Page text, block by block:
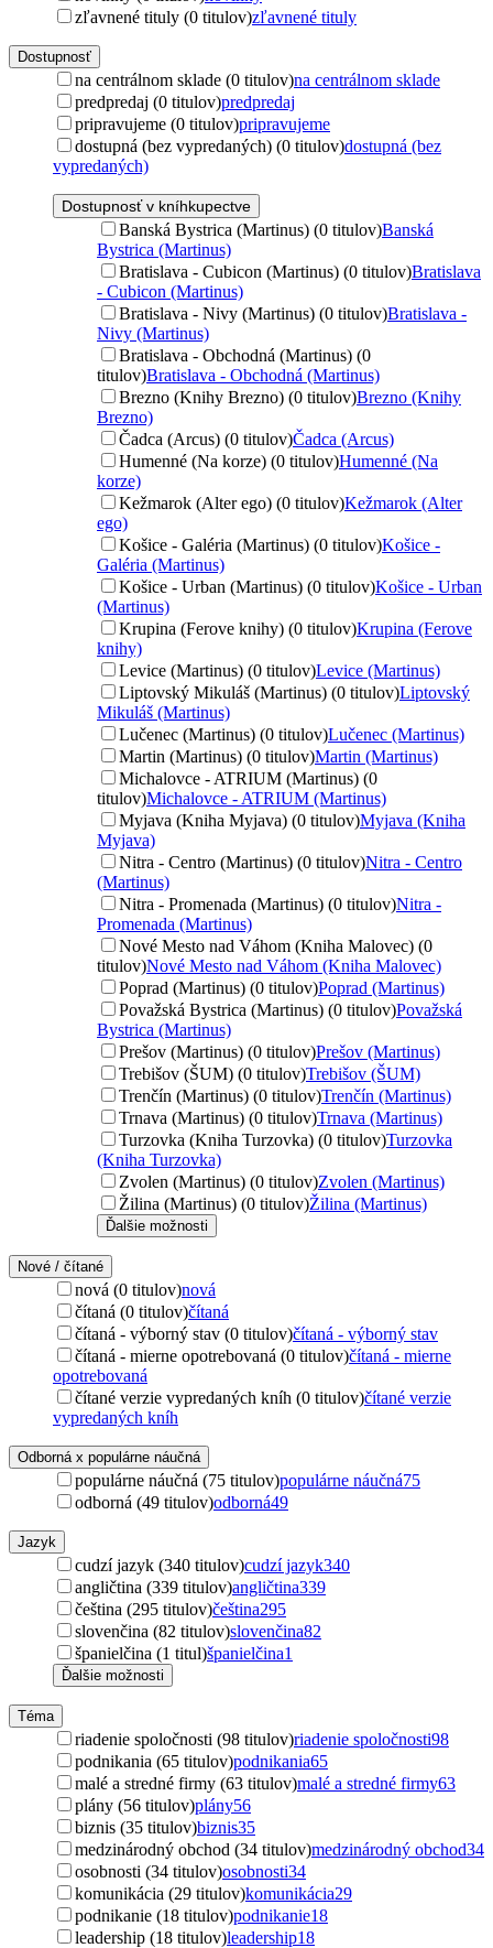
zľavnené tituly (0 titulov)zľavnené tituly
Dostupnosť
na centrálnom sklade (0 titulov)na centrálnom sklade
predpredaj (0 titulov)predpredaj
pripravujeme (0 titulov)pripravujeme
dostupná (bez vypredaných) (0 titulov)dostupná (bez
vypredaných)
Dostupnosť v kníhkupectve
Banská Bystrica (Martinus) (0 titulov)Banská
Bystrica (Martinus)
Bratislava - Cubicon (Martinus) (0 titulov)Bratislava
- Cubicon (Martinus)
Bratislava - Nivy (Martinus) (0 titulov)Bratislava -
Nivy (Martinus)
Bratislava - Obchodná (Martinus) (0
titulov)Bratislava - Obchodná (Martinus)
Brezno (Knihy Brezno) (0 titulov)Brezno (Knihy
Brezno)
Čadca (Arcus) (0 titulov)Čadca (Arcus)
Humenné (Na korze) (0 titulov)Humenné (Na
korze)
Kežmarok (Alter ego) (0 titulov)Kežmarok (Alter
ego)
Košice - Galéria (Martinus) (0 titulov)Košice -
Galéria (Martinus)
Košice - Urban (Martinus) (0 titulov)Košice - Urban
(Martinus)
Krupina (Ferove knihy) (0 titulov)Krupina (Ferove
knihy)
Levice (Martinus) (0 titulov)Levice (Martinus)
Liptovský Mikuláš (Martinus) (0 titulov)Liptovský
Mikuláš (Martinus)
Lučenec (Martinus) (0 titulov)Lučenec (Martinus)
Martin (Martinus) (0 titulov)Martin (Martinus)
Michalovce - ATRIUM (Martinus) (0
titulov)Michalovce - ATRIUM (Martinus)
Myjava (Kniha Myjava) (0 titulov)Myjava (Kniha
Myjava)
Nitra - Centro (Martinus) (0 titulov)Nitra - Centro
(Martinus)
Nitra - Promenada (Martinus) (0 titulov)Nitra -
Promenada (Martinus)
Nové Mesto nad Váhom (Kniha Malovec) (0
titulov)Nové Mesto nad Váhom (Kniha Malovec)
Poprad (Martinus) (0 titulov)Poprad (Martinus)
Považská Bystrica (Martinus) (0 titulov)Považská
Bystrica (Martinus)
Prešov (Martinus) (0 titulov)Prešov (Martinus)
Trebišov (ŠUM) (0 titulov)Trebišov (ŠUM)
Trenčín (Martinus) (0 titulov)Trenčín (Martinus)
Trnava (Martinus) (0 titulov)Trnava (Martinus)
Turzovka (Kniha Turzovka) (0 titulov)Turzovka
(Kniha Turzovka)
Zvolen (Martinus) (0 titulov)Zvolen (Martinus)
Žilina (Martinus) (0 titulov)Žilina (Martinus)
Ďalšie možnosti
Nové / čítané
nová (0 titulov)nová
čítaná (0 titulov)čítaná
čítaná - výborný stav (0 titulov)čítaná - výborný stav
čítaná - mierne opotrebovaná (0 titulov)čítaná - mierne
opotrebovaná
čítané verzie vypredaných kníh (0 titulov)čítané verzie
vypredaných kníh
Odborná x populárne náučná
populárne náučná (75 titulov)populárne náučná75
odborná (49 titulov)odborná49
Jazyk
cudzí jazyk (340 titulov)cudzí jazyk340
angličtina (339 titulov)angličtina339
čeština (295 titulov)čeština295
slovenčina (82 titulov)slovenčina82
španielčina (1 titul)španielčina1
Ďalšie možnosti
Téma
riadenie spoločnosti (98 titulov)riadenie spoločnosti98
podnikania (65 titulov)podnikania65
malé a stredné firmy (63 titulov)malé a stredné firmy63
plány (56 titulov)plány56
biznis (35 titulov)biznis35
medzinárodný obchod (34 titulov)medzinárodný obchod34
osobnosti (34 titulov)osobnosti34
komunikácia (29 titulov)komunikácia29
podnikanie (18 titulov)podnikanie18
leadership (18 titulov)leadership18